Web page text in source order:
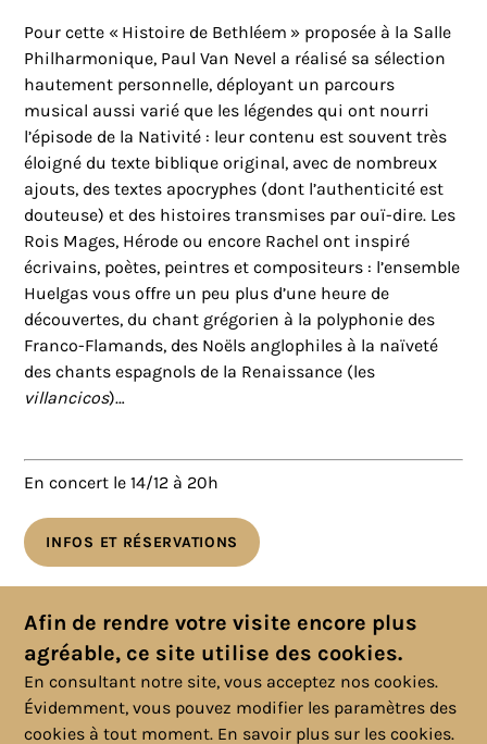
Pour cette « Histoire de Bethléem » proposée à la Salle
Philharmonique, Paul Van Nevel a réalisé sa sélection
hautement personnelle, déployant un parcours
musical aussi varié que les légendes qui ont nourri
l’épisode de la Nativité : leur contenu est souvent très
éloigné du texte biblique original, avec de nombreux
ajouts, des textes apocryphes (dont l’authenticité est
douteuse) et des histoires transmises par ouï-dire. Les
Rois Mages, Hérode ou encore Rachel ont inspiré
écrivains, poètes, peintres et compositeurs : l’ensemble
Huelgas vous offre un peu plus d’une heure de
découvertes, du chant grégorien à la polyphonie des
Franco-Flamands, des Noëls anglophiles à la naïveté
des chants espagnols de la Renaissance (les
villancicos)…
En concert le 14/12 à 20h
INFOS ET RÉSERVATIONS
Afin de rendre votre visite encore plus
agréable, ce site utilise des cookies.
En consultant notre site, vous acceptez nos cookies.
Évidemment, vous pouvez modifier les paramètres des
cookies à tout moment. En savoir plus sur les cookies.